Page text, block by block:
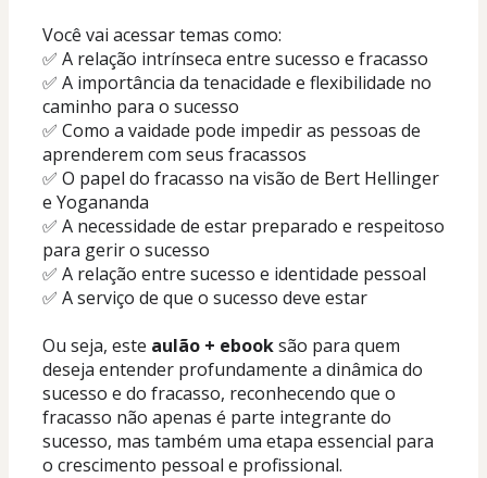
Você vai acessar temas como:
✅ A relação intrínseca entre sucesso e fracasso
✅ A importância da tenacidade e flexibilidade no
caminho para o sucesso
✅ Como a vaidade pode impedir as pessoas de
aprenderem com seus fracassos
✅ O papel do fracasso na visão de Bert Hellinger
e Yogananda
✅ A necessidade de estar preparado e respeitoso
para gerir o sucesso
✅ A relação entre sucesso e identidade pessoal
✅ A serviço de que o sucesso deve estar
Ou seja, este aulão + ebook são para quem
deseja entender profundamente a dinâmica do
sucesso e do fracasso, reconhecendo que o
fracasso não apenas é parte integrante do
sucesso, mas também uma etapa essencial para
o crescimento pessoal e profissional.